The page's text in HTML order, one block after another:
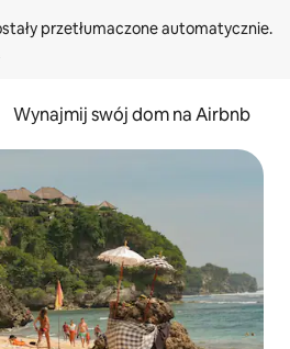
Wynajmij swój dom na Airbnb